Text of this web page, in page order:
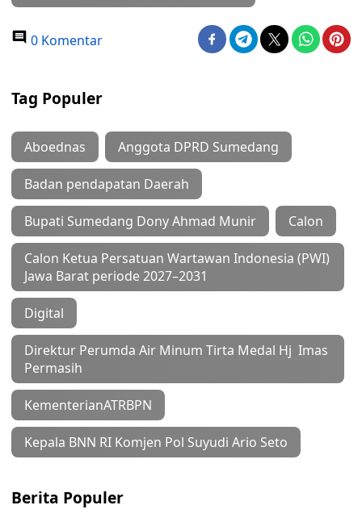
0 Komentar
Tag Populer
Aboednas Anggota DPRD Sumedang
Badan pendapatan Daerah
Bupati Sumedang Dony Ahmad Munir Calon
Calon Ketua Persatuan Wartawan Indonesia (PWI)
Jawa Barat periode 2027–2031
Digital
Direktur Perumda Air Minum Tirta Medal Hj Imas
Permasih
KementerianATRBPN
Kepala BNN RI Komjen Pol Suyudi Ario Seto
Berita Populer